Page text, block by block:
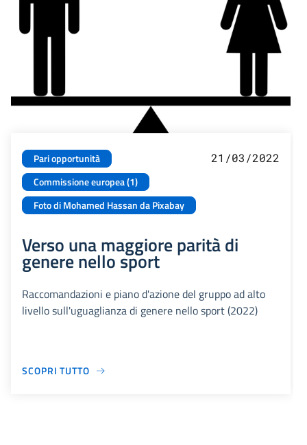
Pari opportunità
Commissione europea (1)
Foto di Mohamed Hassan da Pixabay
21/03/2022
Verso una maggiore parità di
genere nello sport
Raccomandazioni e piano d'azione del gruppo ad alto
livello sull'uguaglianza di genere nello sport (2022)
SCOPRI TUTTO